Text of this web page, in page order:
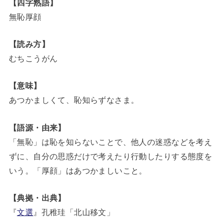
【四字熟語】
無恥厚顔
【読み方】
むちこうがん
【意味】
あつかましくて、恥知らずなさま。
【語源・由来】
「無恥」は恥を知らないことで、他人の迷惑などを考え
ずに、自分の思惑だけで考えたり行動したりする態度を
いう。「厚顔」はあつかましいこと。
【典拠・出典】
『文選 』孔稚珪「北山移文」